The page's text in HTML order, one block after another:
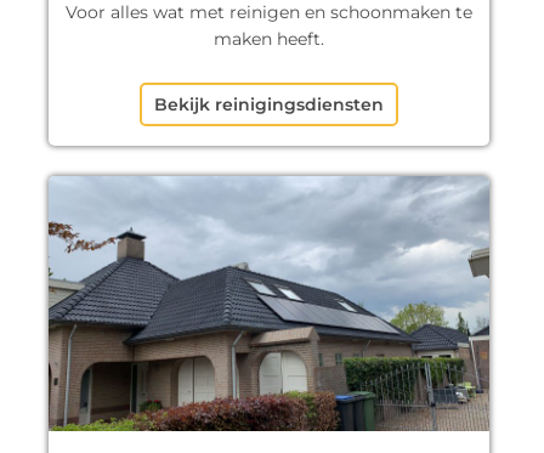
Voor alles wat met reinigen en schoonmaken te
maken heeft.
Bekijk reinigingsdiensten